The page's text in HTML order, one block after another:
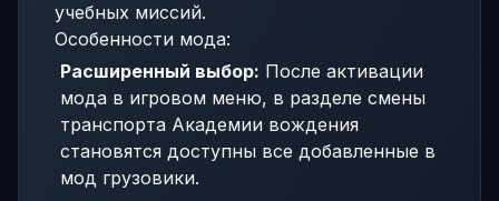
учебных миссий.
Особенности мода:
Расширенный выбор: После активации
мода в игровом меню, в разделе смены
транспорта Академии вождения
становятся доступны все добавленные в
мод грузовики.